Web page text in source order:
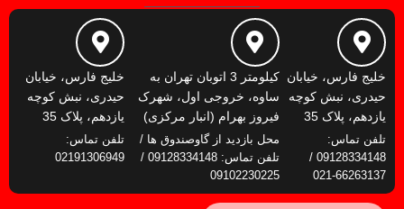
خلیج فارس، خیابان
حیدری، نبش کوچه
یازدهم، پلاک 35
تلفن تماس:
09128334148 /
66263137-021
کیلومتر 3 اتوبان تهران به
ساوه، خروجی اول، شهرک
فیروز بهرام (انبار مرکزی)
محل بازدید از گاوصندوق ها /
تلفن تماس: 09128334148 /
09102230225
خلیج فارس، خیابان
حیدری، نبش کوچه
یازدهم، پلاک 35
تلفن تماس:
02191306949